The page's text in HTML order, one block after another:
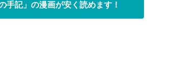
手記」の漫画が安く読めます！